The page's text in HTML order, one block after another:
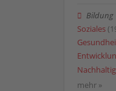
Bildung
Soziales
mehr »